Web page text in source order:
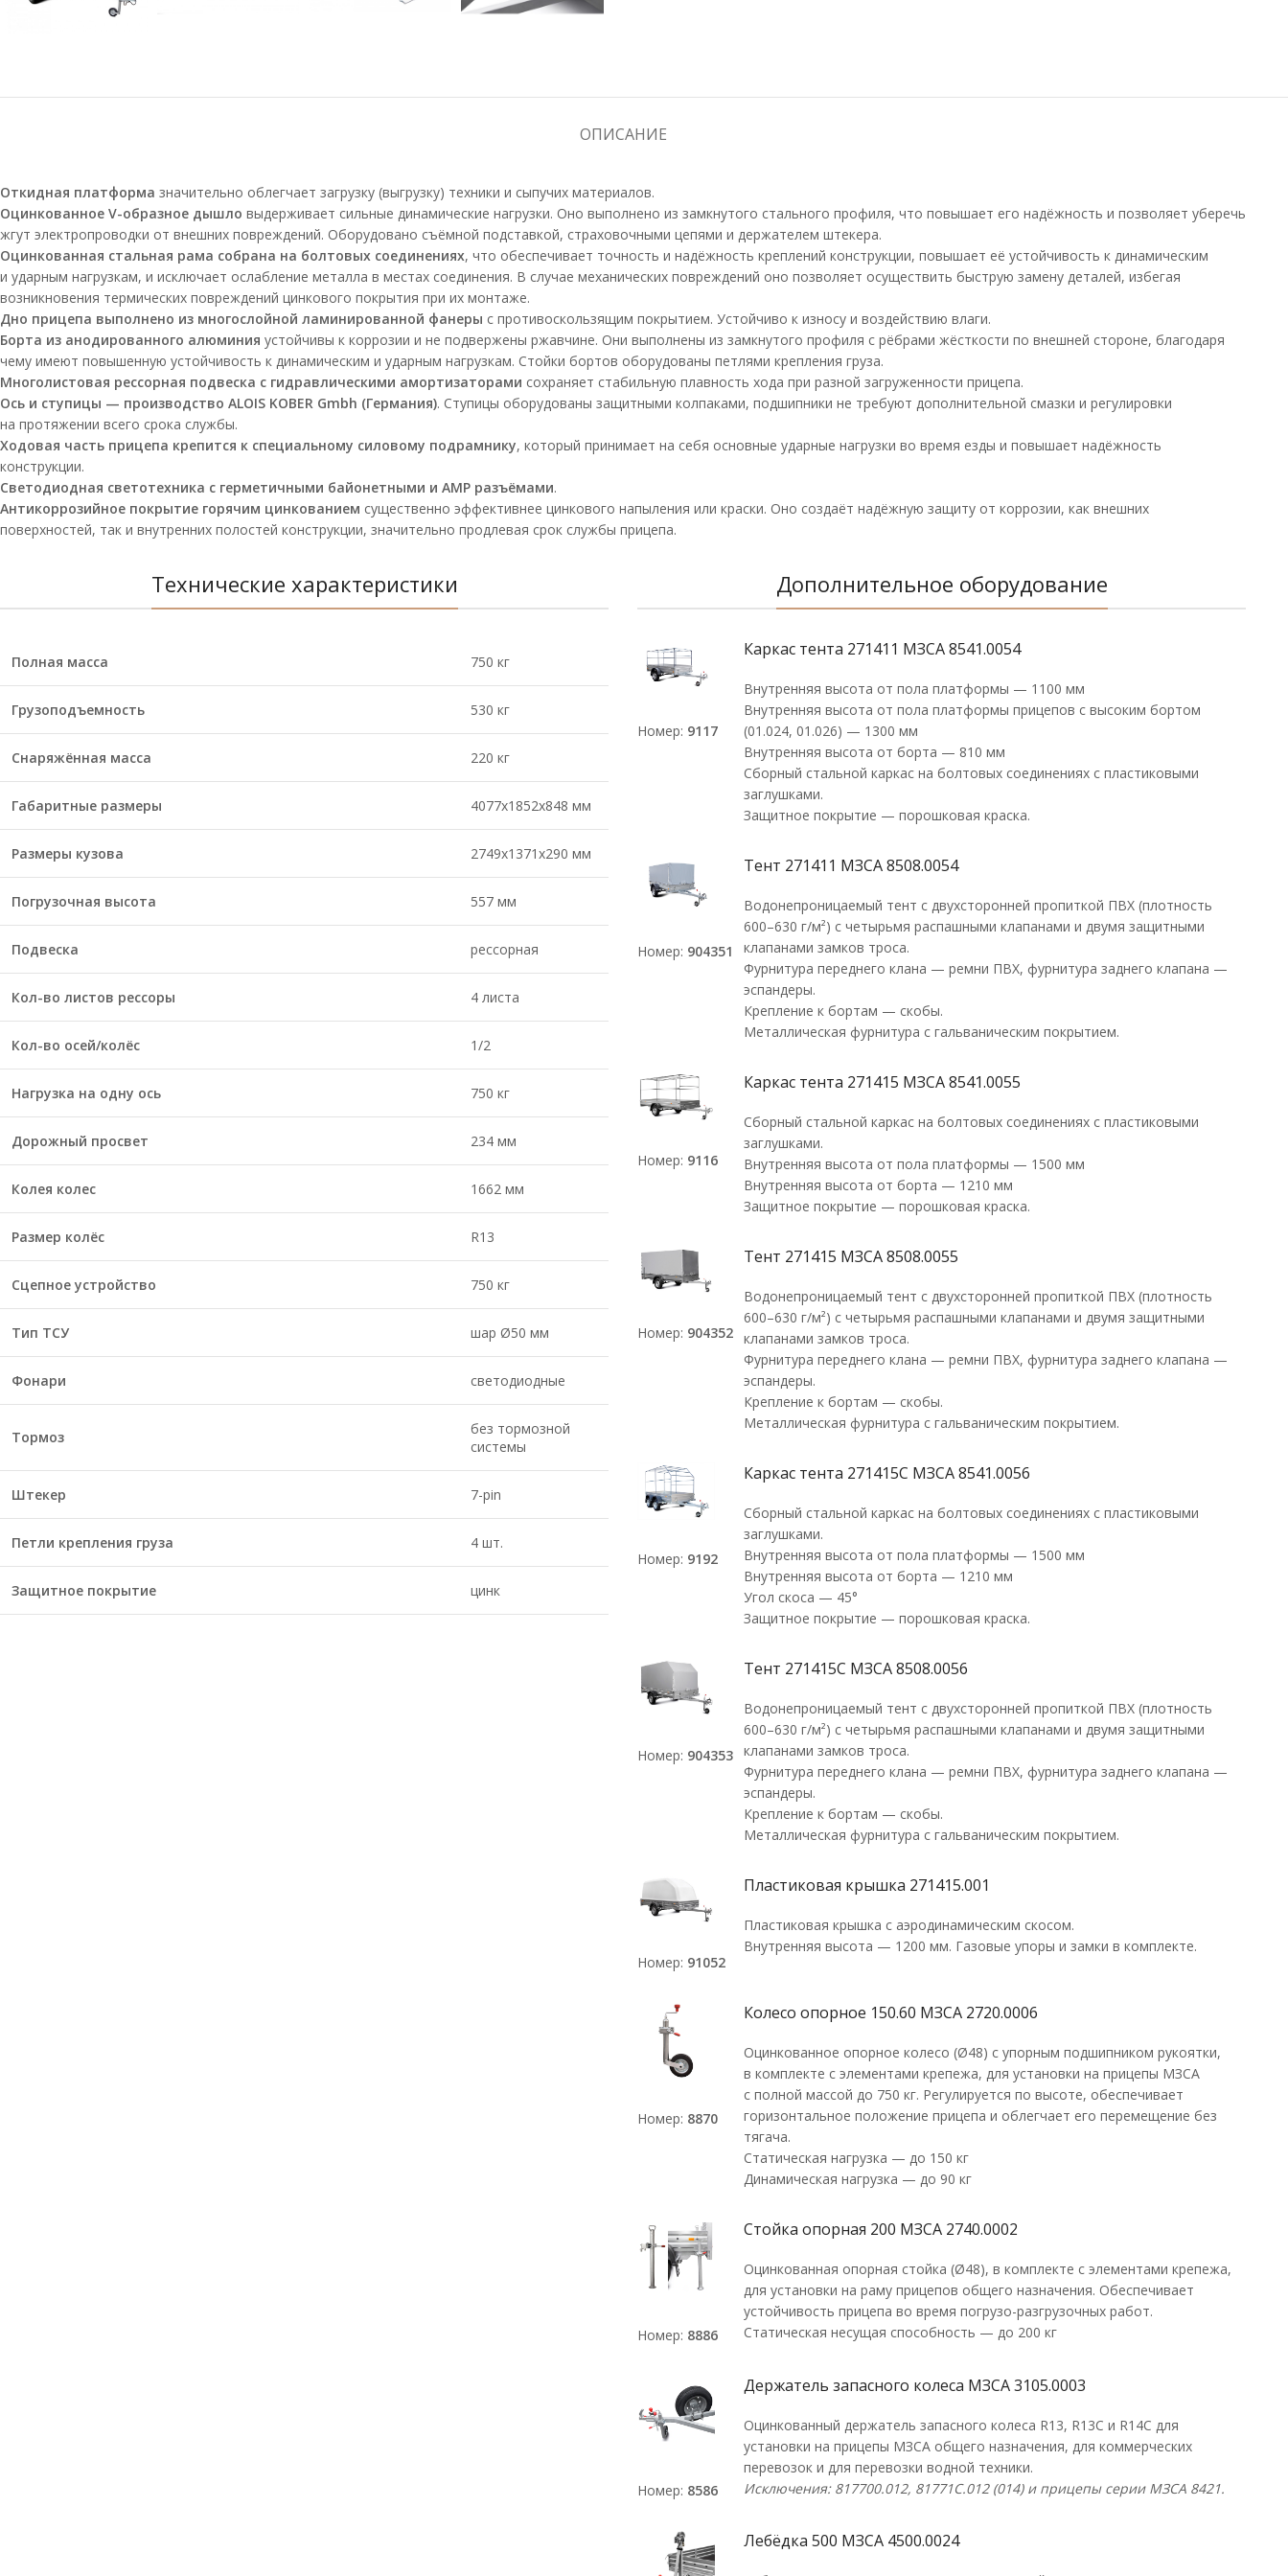
ОПИСАНИЕ
Откидная платформа значительно облегчает загрузку (выгрузку) техники и сыпучих материалов.
Оцинкованное V-образное дышло выдерживает сильные динамические нагрузки. Оно выполнено из замкнутого стального профиля, что повышает его надёжность и позволяет уберечь
жгут электропроводки от внешних повреждений. Оборудовано съёмной подставкой, страховочными цепями и держателем штекера.
Оцинкованная стальная рама собрана на болтовых соединениях, что обеспечивает точность и надёжность креплений конструкции, повышает её устойчивость к динамическим
и ударным нагрузкам, и исключает ослабление металла в местах соединения. В случае механических повреждений оно позволяет осуществить быструю замену деталей, избегая
возникновения термических повреждений цинкового покрытия при их монтаже.
Дно прицепа выполнено из многослойной ламинированной фанеры с противоскользящим покрытием. Устойчиво к износу и воздействию влаги.
Борта из анодированного алюминия устойчивы к коррозии и не подвержены ржавчине. Они выполнены из замкнутого профиля с рёбрами жёсткости по внешней стороне, благодаря
чему имеют повышенную устойчивость к динамическим и ударным нагрузкам. Стойки бортов оборудованы петлями крепления груза.
Многолистовая рессорная подвеска с гидравлическими амортизаторами сохраняет стабильную плавность хода при разной загруженности прицепа.
Ось и ступицы — производство ALOIS KOBER Gmbh (Германия). Ступицы оборудованы защитными колпаками, подшипники не требуют дополнительной смазки и регулировки
на протяжении всего срока службы.
Ходовая часть прицепа крепится к специальному силовому подрамнику, который принимает на себя основные ударные нагрузки во время езды и повышает надёжность
конструкции.
Светодиодная светотехника с герметичными байонетными и AMP разъёмами.
Антикоррозийное покрытие горячим цинкованием существенно эффективнее цинкового напыления или краски. Оно создаёт надёжную защиту от коррозии, как внешних
поверхностей, так и внутренних полостей конструкции, значительно продлевая срок службы прицепа.
Технические характеристики
Полная масса 750 кг
Грузоподъемность 530 кг
Снаряжённая масса 220 кг
Габаритные размеры 4077х1852х848 мм
Размеры кузова 2749х1371х290 мм
Погрузочная высота 557 мм
Подвеска рессорная
Кол-во листов рессоры 4 листа
Кол-во осей/колёс 1/2
Нагрузка на одну ось 750 кг
Дорожный просвет 234 мм
Колея колес 1662 мм
Размер колёс R13
Сцепное устройство 750 кг
Тип ТСУ шар Ø50 мм
Фонари светодиодные
Тормоз
без тормозной
системы
Штекер 7-pin
Петли крепления груза 4 шт.
Защитное покрытие цинк
Дополнительное оборудование
Номер: 9117
Каркас тента 271411 МЗСА 8541.0054
Внутренняя высота от пола платформы — 1100 мм
Внутренняя высота от пола платформы прицепов с высоким бортом
(01.024, 01.026) — 1300 мм
Внутренняя высота от борта — 810 мм
Сборный стальной каркас на болтовых соединениях с пластиковыми
заглушками.
Защитное покрытие — порошковая краска.
Номер: 904351
Тент 271411 МЗСА 8508.0054
Водонепроницаемый тент с двухсторонней пропиткой ПВХ (плотность
600–630 г/м²) с четырьмя распашными клапанами и двумя защитными
клапанами замков троса.
Фурнитура переднего клана — ремни ПВХ, фурнитура заднего клапана —
эспандеры.
Крепление к бортам — скобы.
Металлическая фурнитура с гальваническим покрытием.
Номер: 9116
Каркас тента 271415 МЗСА 8541.0055
Сборный стальной каркас на болтовых соединениях с пластиковыми
заглушками.
Внутренняя высота от пола платформы — 1500 мм
Внутренняя высота от борта — 1210 мм
Защитное покрытие — порошковая краска.
Номер: 904352
Тент 271415 МЗСА 8508.0055
Водонепроницаемый тент с двухсторонней пропиткой ПВХ (плотность
600–630 г/м²) с четырьмя распашными клапанами и двумя защитными
клапанами замков троса.
Фурнитура переднего клана — ремни ПВХ, фурнитура заднего клапана —
эспандеры.
Крепление к бортам — скобы.
Металлическая фурнитура с гальваническим покрытием.
Номер: 9192
Каркас тента 271415С МЗСА 8541.0056
Сборный стальной каркас на болтовых соединениях с пластиковыми
заглушками.
Внутренняя высота от пола платформы — 1500 мм
Внутренняя высота от борта — 1210 мм
Угол скоса — 45°
Защитное покрытие — порошковая краска.
Номер: 904353
Тент 271415С МЗСА 8508.0056
Водонепроницаемый тент с двухсторонней пропиткой ПВХ (плотность
600–630 г/м²) с четырьмя распашными клапанами и двумя защитными
клапанами замков троса.
Фурнитура переднего клана — ремни ПВХ, фурнитура заднего клапана —
эспандеры.
Крепление к бортам — скобы.
Металлическая фурнитура с гальваническим покрытием.
Номер: 91052
Пластиковая крышка 271415.001
Пластиковая крышка с аэродинамическим скосом.
Внутренняя высота — 1200 мм. Газовые упоры и замки в комплекте.
Номер: 8870
Колесо опорное 150.60 МЗСА 2720.0006
Оцинкованное опорное колесо (Ø48) с упорным подшипником рукоятки,
в комплекте с элементами крепежа, для установки на прицепы МЗСА
с полной массой до 750 кг. Регулируется по высоте, обеспечивает
горизонтальное положение прицепа и облегчает его перемещение без
тягача.
Статическая нагрузка — до 150 кг
Динамическая нагрузка — до 90 кг
Номер: 8886
Стойка опорная 200 МЗСА 2740.0002
Оцинкованная опорная стойка (Ø48), в комплекте с элементами крепежа,
для установки на раму прицепов общего назначения. Обеспечивает
устойчивость прицепа во время погрузо-разгрузочных работ.
Статическая несущая способность — до 200 кг
Номер: 8586
Держатель запасного колеса МЗСА 3105.0003
Оцинкованный держатель запасного колеса R13, R13C и R14С для
установки на прицепы МЗСА общего назначения, для коммерческих
перевозок и для перевозки водной техники.
Исключения: 817700.012, 81771C.012 (014) и прицепы серии МЗСА 8421.
Лебёдка 500 МЗСА 4500.0024